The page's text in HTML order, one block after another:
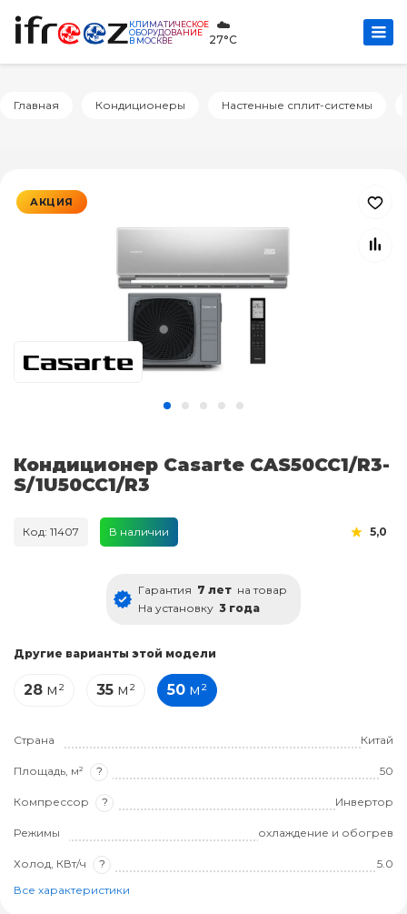
КЛИМАТИЧЕСКОЕ
ОБОРУДОВАНИЕ
В МОСКВЕ
☁️
27°C
Главная Кондиционеры Настенные сплит-системы
АКЦИЯ
Кондиционер Casarte CAS50CC1/R3-
S/1U50CC1/R3
Код: 11407 В наличии 5,0
Гарантия 7 лет на товар
На установку 3 года
Другие варианты этой модели
28 м² 35 м² 50 м²
Страна Китай
Площадь, м² ? 50
Компрессор ? Инвертор
Режимы охлаждение и обогрев
Холод, КВт/ч ?
5.0
Все характеристики